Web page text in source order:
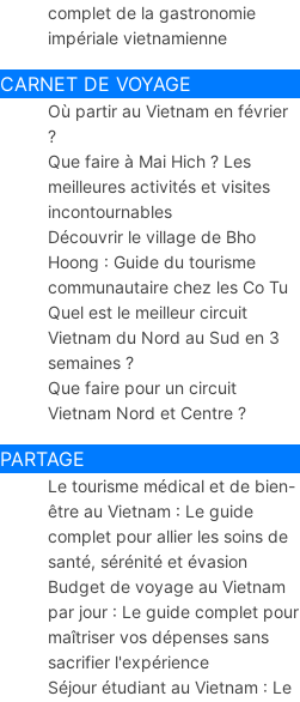
complet de la gastronomie
impériale vietnamienne
CARNET DE VOYAGE
Où partir au Vietnam en février
?
Que faire à Mai Hich ? Les
meilleures activités et visites
incontournables
Découvrir le village de Bho
Hoong : Guide du tourisme
communautaire chez les Co Tu
Quel est le meilleur circuit
Vietnam du Nord au Sud en 3
semaines ?
Que faire pour un circuit
Vietnam Nord et Centre ?
PARTAGE
Le tourisme médical et de bien-
être au Vietnam : Le guide
complet pour allier les soins de
santé, sérénité et évasion
Budget de voyage au Vietnam
par jour : Le guide complet pour
maîtriser vos dépenses sans
sacrifier l'expérience
Séjour étudiant au Vietnam : Le